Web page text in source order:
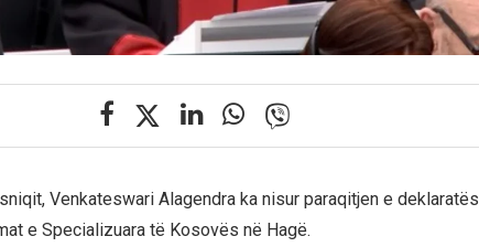
Venkateswari Alagendra ka nisur paraqitjen e deklaratës
e Specializuara të Kosovës në Hagë.